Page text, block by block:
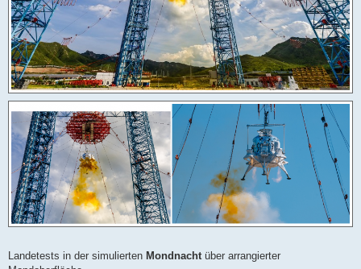
Landetests in der simulierten Mondnachtüber arrangierter